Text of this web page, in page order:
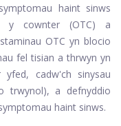
haint sinws
y cownter (OTC) a
OTC yn blocio
fel tisian a thrwyn yn
cadw'ch sinysau
trwynol), a defnyddio
haint sinws.